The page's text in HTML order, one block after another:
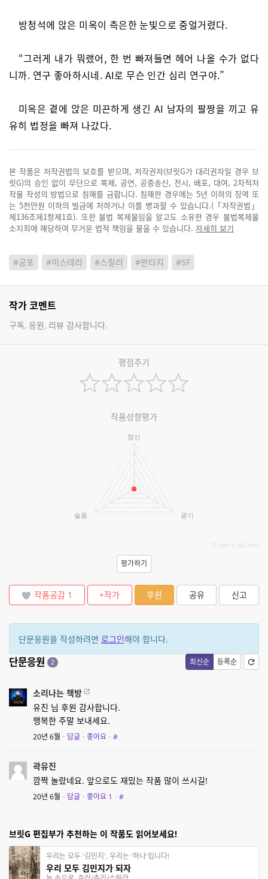
방청석에 앉은 미옥이 측은한 눈빛으로 중얼거렸다.
“그러게 내가 뭐랬어, 한 번 빠져들면 헤어 나올 수가 없다
니까. 연구 좋아하시네. AI로 무슨 인간 심리 연구야.”
미옥은 곁에 앉은 미끈하게 생긴 AI 남자의 팔짱을 끼고 유
유히 법정을 빠져 나갔다.
본 작품은 저작권법의 보호를 받으며, 저작권자(브릿G가 대리권자일 경우 브
릿G)의 승인 없이 무단으로 복제, 공연, 공중송신, 전시, 배포, 대여, 2차적저
작물 작성의 방법으로 침해를 금합니다. 침해한 경우에는 5년 이하의 징역 또
는 5천만원 이하의 벌금에 처하거나 이를 병과할 수 있습니다.(「저작권법」
제136조제1항제1호). 또한 불법 복제물임을 알고도 소유한 경우 불법복제물
소지죄에 해당하여 무거운 법적 책임을 물을 수 있습니다. 자세히 보기
#공포 #미스테리 #스릴러 #판타지 #SF
작가 코멘트
구독, 응원, 리뷰 감사합니다.
평점주기
작품성향평가
참신
광기
슬픔
JS chart by amCharts
평가하기
작품공감 1 +작가 후원 공유 신고
단문응원을 작성하려면 로그인해야 합니다.
최신순 등록순
단문응원 2
소리나는 책방
유진 님 후원 감사합니다.
행복한 주말 보내세요.
20년 6월 · 답글 · 좋아요 · #
곽유진
깜짝 놀랐네요. 앞으로도 재밌는 작품 많이 쓰시길!
20년 6월 · 답글 · 좋아요 1 · #
브릿G 편집부가 추천하는 이 작품도 읽어보세요!
우리는 모두 '김민지', 우리는 '하나'입니다!
우리 모두 김민지가 되자